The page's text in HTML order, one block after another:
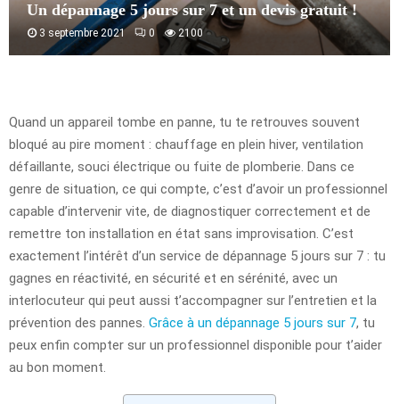
Un dépannage 5 jours sur 7 et un devis gratuit !
3 septembre 2021 0 2100
Quand un appareil tombe en panne, tu te retrouves souvent
bloqué au pire moment : chauffage en plein hiver, ventilation
défaillante, souci électrique ou fuite de plomberie. Dans ce
genre de situation, ce qui compte, c’est d’avoir un professionnel
capable d’intervenir vite, de diagnostiquer correctement et de
remettre ton installation en état sans improvisation. C’est
exactement l’intérêt d’un service de dépannage 5 jours sur 7 : tu
gagnes en réactivité, en sécurité et en sérénité, avec un
interlocuteur qui peut aussi t’accompagner sur l’entretien et la
prévention des pannes. Grâce à un dépannage 5 jours sur 7, tu
peux enfin compter sur un professionnel disponible pour t’aider
au bon moment.